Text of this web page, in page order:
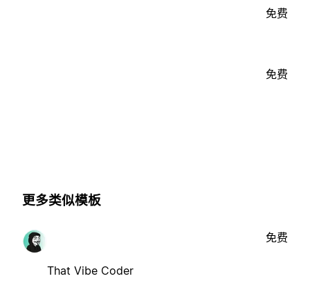
免费
免费
更多类似模板
That Vibe Coder
免费